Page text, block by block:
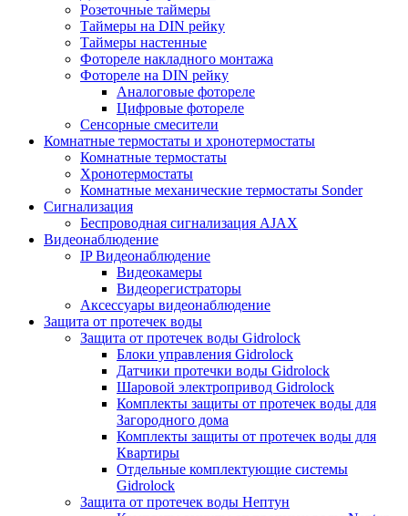
Розеточные таймеры
Таймеры на DIN рейку
Таймеры настенные
Фотореле накладного монтажа
Фотореле на DIN рейку
Аналоговые фотореле
Цифровые фотореле
Сенсорные смесители
Комнатные термостаты и хронотермостаты
Комнатные термостаты
Хронотермостаты
Комнатные механические термостаты Sonder
Сигнализация
Беспроводная сигнализация AJAX
Видеонаблюдение
IP Видеонаблюдение
Видеокамеры
Видеорегистраторы
Аксессуары видеонаблюдение
Защита от протечек воды
Защита от протечек воды Gidrolock
Блоки управления Gidrolock
Датчики протечки воды Gidrolock
Шаровой электропривод Gidrolock
Комплекты защиты от протечек воды для
Загородного дома
Комплекты защиты от протечек воды для
Квартиры
Отдельные комплектующие системы
Gidrolock
Защита от протечек воды Нептун